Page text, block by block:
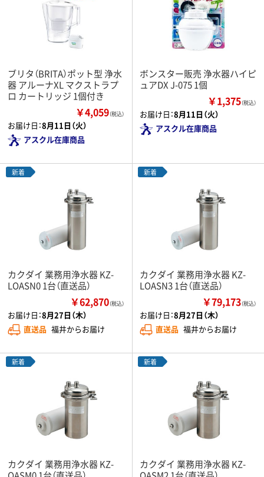
ブリタ（BRITA）ポット型 浄水
器 アルーナXL マクストラプ
ロ カートリッジ 1個付き
￥4,059（税込）
お届け日：8月11日（火）
アスクル在庫商品
ボンスター販売 浄水器ハイピ
ュアDX J-075 1個
￥1,375（税込）
お届け日：8月11日（火）
アスクル在庫商品
新着
カクダイ 業務用浄水器 KZ-
LOASN0 1台（直送品）
￥62,870（税込）
お届け日：8月27日（木）
直送品 福井からお届け
新着
カクダイ 業務用浄水器 KZ-
LOASN3 1台（直送品）
￥79,173（税込）
お届け日：8月27日（木）
直送品 福井からお届け
新着
カクダイ 業務用浄水器 KZ-
新着
カクダイ 業務用浄水器 KZ-